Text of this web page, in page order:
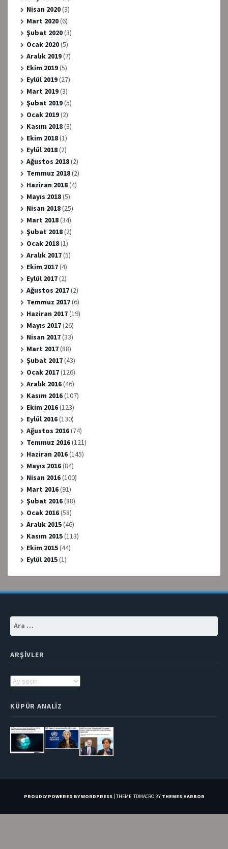
Nisan 2020(3)
Mart 2020(6)
Şubat 2020(3)
Ocak 2020(5)
Aralık 2019(7)
Ekim 2019(5)
Eylül 2019(27)
Mart 2019(3)
Şubat 2019(5)
Ocak 2019(2)
Kasım 2018(3)
Ekim 2018(1)
Eylül 2018(2)
Ağustos 2018(2)
Temmuz 2018(2)
Haziran 2018(4)
Mayıs 2018(5)
Nisan 2018(25)
Mart 2018(34)
Şubat 2018(2)
Ocak 2018(1)
Aralık 2017(5)
Ekim 2017(4)
Eylül 2017(2)
Ağustos 2017(2)
Temmuz 2017(6)
Haziran 2017(19)
Mayıs 2017(26)
Nisan 2017(33)
Mart 2017(88)
Şubat 2017(43)
Ocak 2017(126)
Aralık 2016(46)
Kasım 2016(107)
Ekim 2016(123)
Eylül 2016(130)
Ağustos 2016(74)
Temmuz 2016(121)
Haziran 2016(145)
Mayıs 2016(84)
Nisan 2016(100)
Mart 2016(91)
Şubat 2016(88)
Ocak 2016(58)
Aralık 2015(46)
Kasım 2015(113)
Ekim 2015(44)
Eylül 2015(1)
Arama:
ARŞIVLER
Arşivler
KÜPÜR ANALIZ
PROUDLY POWERED BY WORDPRESS | THEME: TDMACRO BY THEMES HARBOR